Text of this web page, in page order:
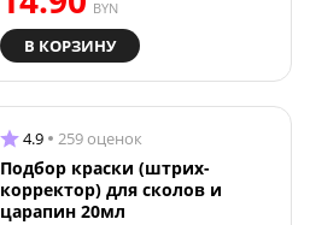
BYN
В КОРЗИНУ
4.9 259 оценок
Подбор краски (штрих-
корректор) для сколов и
царапин 20мл